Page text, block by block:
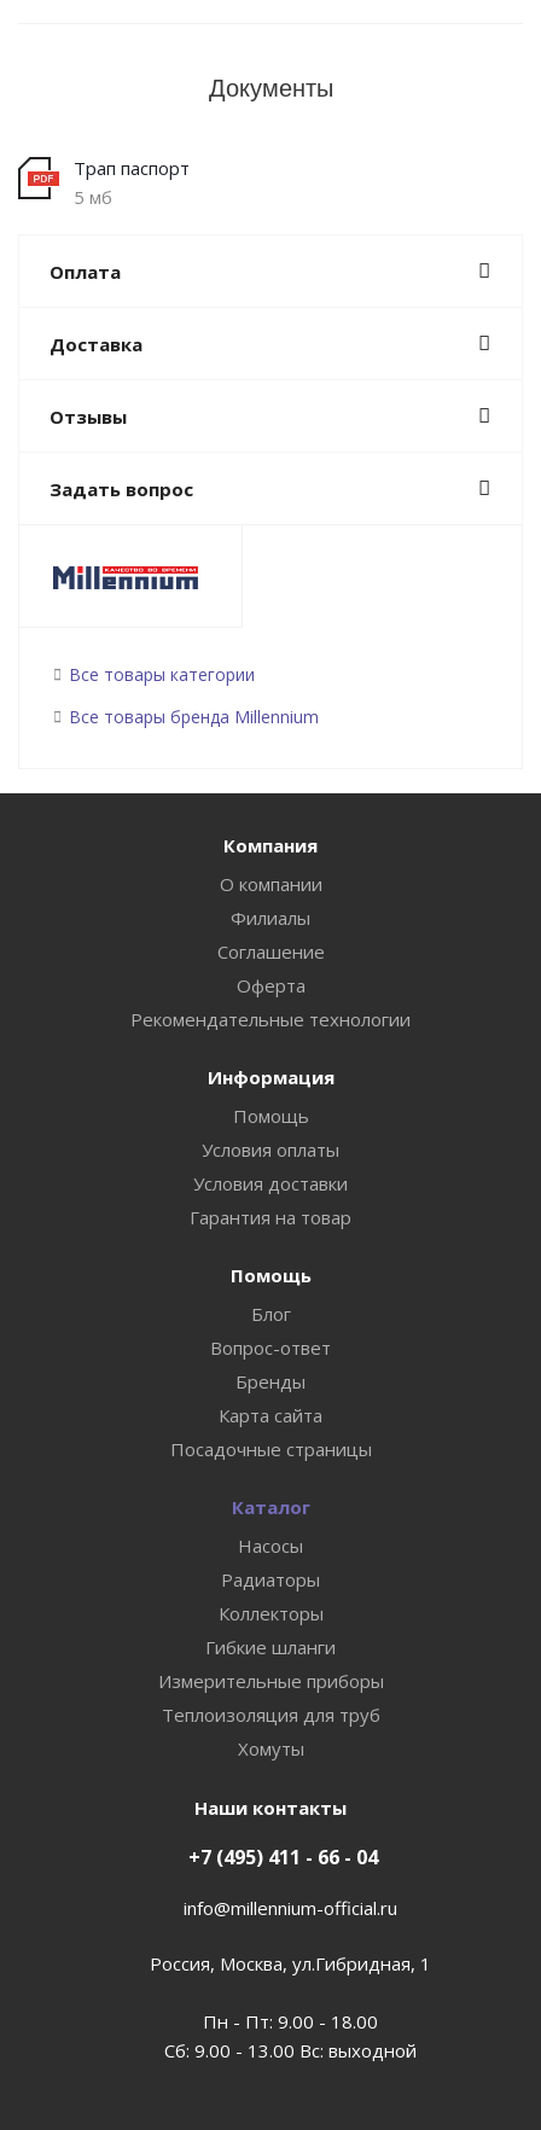
Документы
Трап паспорт
5 мб
Оплата
Доставка
Отзывы
Задать вопрос
Все товары категории
Все товары бренда Millennium
Компания
О компании
Филиалы
Соглашение
Оферта
Рекомендательные технологии
Информация
Помощь
Условия оплаты
Условия доставки
Гарантия на товар
Помощь
Блог
Вопрос-ответ
Бренды
Карта сайта
Посадочные страницы
Каталог
Насосы
Радиаторы
Коллекторы
Гибкие шланги
Измерительные приборы
Теплоизоляция для труб
Хомуты
Наши контакты
+7 (495) 411 - 66 - 04
info@millennium-official.ru
Россия, Москва, ул.Гибридная, 1
Пн - Пт: 9.00 - 18.00
Сб: 9.00 - 13.00 Вс: выходной